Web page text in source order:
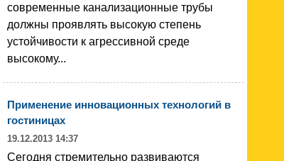
современные канализационные трубы
должны проявлять высокую степень
устойчивости к агрессивной среде
высокому...
Применение инновационных технологий в
гостиницах
19.12.2013 14:37
Сегодня стремительно развиваются